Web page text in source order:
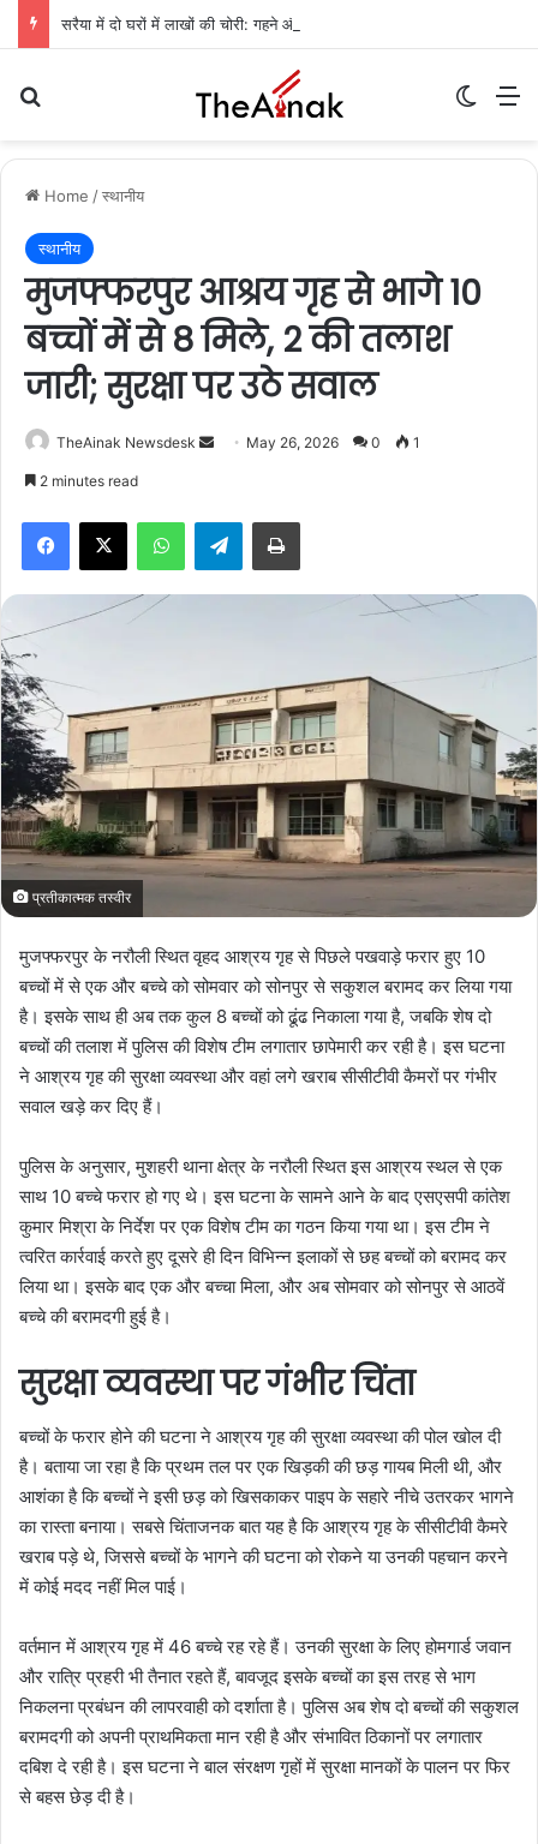
सरैया में दो घरों में लाखों की चोरी: गहने और नकदी गायब, पुलिस जांच में जुटी
Home /स्थानीय
स्थानीय
मुजफ्फरपुर आश्रय गृह से भागे 10
बच्चों में से 8 मिले, 2 की तलाश
जारी; सुरक्षा पर उठे सवाल
TheAinak Newsdesk
a
i
l
May 26, 2026 0 1
2 minutes read
Telegram
प्रतीकात्मक तस्वीर
मुजफ्फरपुर के नरौली स्थित वृहद आश्रय गृह से पिछले पखवाड़े फरार हुए 10
बच्चों में से एक और बच्चे को सोमवार को सोनपुर से सकुशल बरामद कर लिया गया
है। इसके साथ ही अब तक कुल 8 बच्चों को ढूंढ निकाला गया है, जबकि शेष दो
बच्चों की तलाश में पुलिस की विशेष टीम लगातार छापेमारी कर रही है। इस घटना
ने आश्रय गृह की सुरक्षा व्यवस्था और वहां लगे खराब सीसीटीवी कैमरों पर गंभीर
सवाल खड़े कर दिए हैं।
पुलिस के अनुसार, मुशहरी थाना क्षेत्र के नरौली स्थित इस आश्रय स्थल से एक
साथ 10 बच्चे फरार हो गए थे। इस घटना के सामने आने के बाद एसएसपी कांतेश
कुमार मिश्रा के निर्देश पर एक विशेष टीम का गठन किया गया था। इस टीम ने
त्वरित कार्रवाई करते हुए दूसरे ही दिन विभिन्न इलाकों से छह बच्चों को बरामद कर
लिया था। इसके बाद एक और बच्चा मिला, और अब सोमवार को सोनपुर से आठवें
बच्चे की बरामदगी हुई है।
सुरक्षा व्यवस्था पर गंभीर चिंता
बच्चों के फरार होने की घटना ने आश्रय गृह की सुरक्षा व्यवस्था की पोल खोल दी
है। बताया जा रहा है कि प्रथम तल पर एक खिड़की की छड़ गायब मिली थी, और
आशंका है कि बच्चों ने इसी छड़ को खिसकाकर पाइप के सहारे नीचे उतरकर भागने
का रास्ता बनाया। सबसे चिंताजनक बात यह है कि आश्रय गृह के सीसीटीवी कैमरे
खराब पड़े थे, जिससे बच्चों के भागने की घटना को रोकने या उनकी पहचान करने
में कोई मदद नहीं मिल पाई।
वर्तमान में आश्रय गृह में 46 बच्चे रह रहे हैं। उनकी सुरक्षा के लिए होमगार्ड जवान
और रात्रि प्रहरी भी तैनात रहते हैं, बावजूद इसके बच्चों का इस तरह से भाग
निकलना प्रबंधन की लापरवाही को दर्शाता है। पुलिस अब शेष दो बच्चों की सकुशल
बरामदगी को अपनी प्राथमिकता मान रही है और संभावित ठिकानों पर लगातार
दबिश दे रही है। इस घटना ने बाल संरक्षण गृहों में सुरक्षा मानकों के पालन पर फिर
से बहस छेड़ दी है।